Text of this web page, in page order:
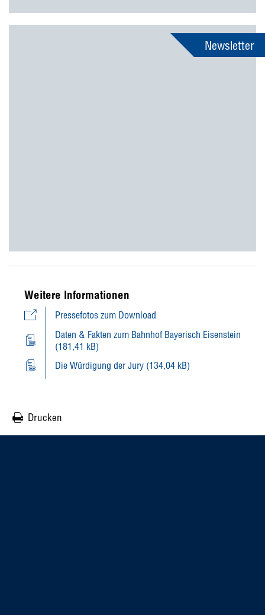
Newsletter
Weitere Informationen
Pressefotos zum Download
Daten & Fakten zum Bahnhof Bayerisch Eisenstein
(181,41 kB)
Die Würdigung der Jury (134,04 kB)
Drucken